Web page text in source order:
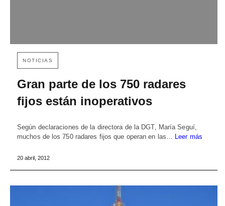
NOTICIAS
Gran parte de los 750 radares
fijos están inoperativos
Según declaraciones de la directora de la DGT, María Seguí,
muchos de los 750 radares fijos que operan en las… Leer más
20 abril, 2012